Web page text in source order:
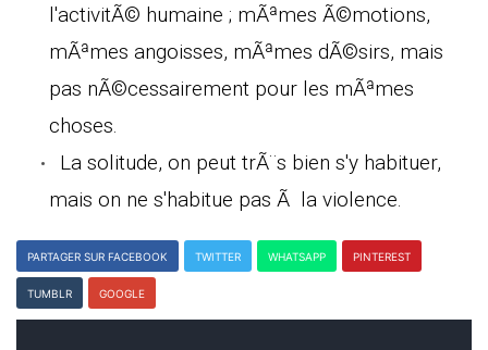
l'activitÃ© humaine ; mÃªmes Ã©motions,
mÃªmes angoisses, mÃªmes dÃ©sirs, mais
pas nÃ©cessairement pour les mÃªmes
choses.
La solitude, on peut trÃ¨s bien s'y habituer,
mais on ne s'habitue pas Ã la violence.
PARTAGER SUR FACEBOOK TWITTER WHATSAPP PINTEREST
TUMBLR GOOGLE